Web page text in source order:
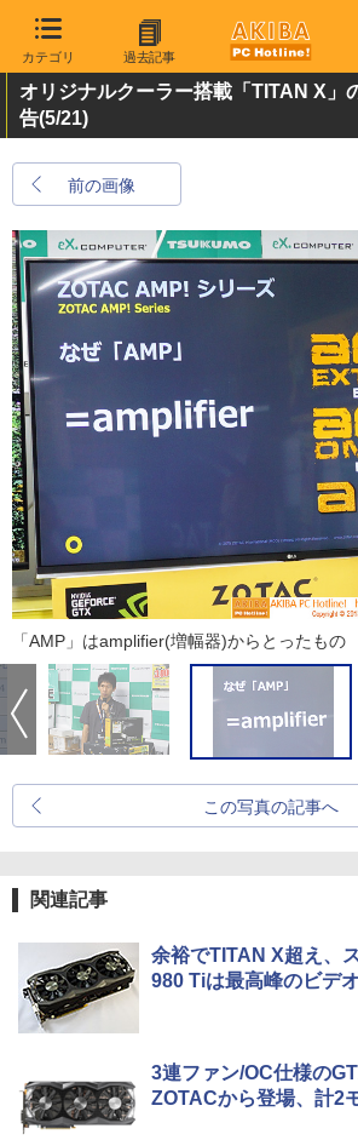
カテゴリ 過去記事
オリジナルクーラー搭載「TITAN X」
告(5/21)
前の画像
「AMP」はamplifier(増幅器)からとったもの
この写真の記事へ
関連記事
余裕でTITAN X超え、
980 Tiは最高峰のビデ
3連ファン/OC仕様の
ZOTACから登場、計2